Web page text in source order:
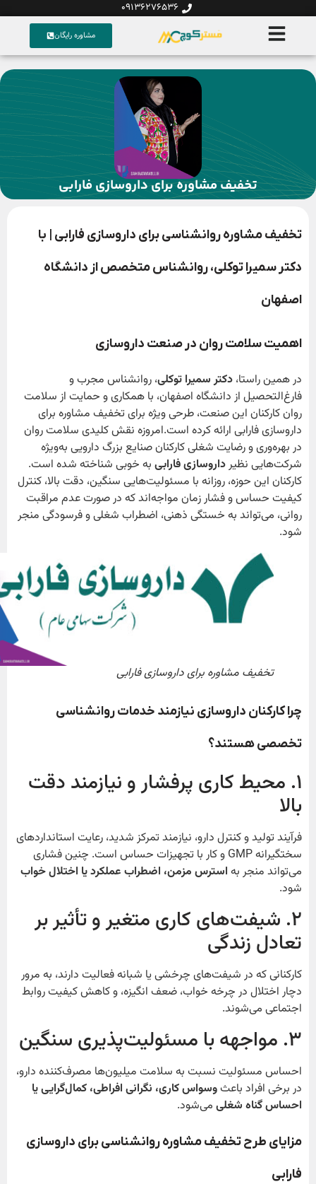
09136276536
مشاوره رایگان
تخفیف مشاوره برای داروسازی فارابی
تخفیف مشاوره روانشناسی برای داروسازی فارابی | با
دکتر سمیرا توکلی، روانشناس متخصص از دانشگاه
اصفهان
اهمیت سلامت روان در صنعت داروسازی
در همین راستا،دکتر سمیرا توکلی، روانشناس مجرب و
فارغ‌التحصیل از دانشگاه اصفهان، با همکاری و حمایت از سلامت
روان کارکنان این صنعت، طرحی ویژه برای تخفیف مشاوره برای
داروسازی فارابی ارائه کرده است.امروزه نقش کلیدی سلامت روان
در بهره‌وری و رضایت شغلی کارکنان صنایع بزرگ دارویی به‌ویژه
شرکت‌هایی نظیرداروسازی فارابیبه خوبی شناخته شده است.
کارکنان این حوزه، روزانه با مسئولیت‌هایی سنگین، دقت بالا، کنترل
کیفیت حساس و فشار زمان مواجه‌اند که در صورت عدم مراقبت
روانی، می‌تواند به خستگی ذهنی، اضطراب شغلی و فرسودگی منجر
شود.
تخفیف مشاوره برای داروسازی فارابی
چرا کارکنان داروسازی نیازمند خدمات روانشناسی
تخصصی هستند؟
۱. محیط‌ کاری پرفشار و نیازمند دقت
بالا
فرآیند تولید و کنترل دارو، نیازمند تمرکز شدید، رعایت استانداردهای
سختگیرانه GMP و کار با تجهیزات حساس است. چنین فشاری
می‌تواند منجر به استرس مزمن، اضطراب عملکرد یا اختلال خواب
شود.
۲. شیفت‌های کاری متغیر و تأثیر بر
تعادل زندگی
کارکنانی که در شیفت‌های چرخشی یا شبانه فعالیت دارند، به مرور
دچار اختلال در چرخه خواب، ضعف انگیزه، و کاهش کیفیت روابط
اجتماعی می‌شوند.
احساس مسئولیت نسبت به سلامت میلیون‌ها مصرف‌کننده دارو،
در برخی افراد باعثوسواس کاری، نگرانی افراطی، کمال‌گرایی یا
احساس گناه شغلیمی‌شود.
مزایای طرح تخفیف مشاوره روانشناسی برای داروسازی
فارابی